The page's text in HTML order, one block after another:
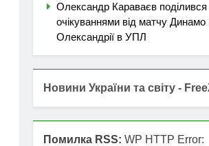
Олександр Караваєв поділився
очікуваннями від матчу Динамо
Олександрії в УПЛ
Новини України та світу -
Помилка RSS: WP HTTP Error: